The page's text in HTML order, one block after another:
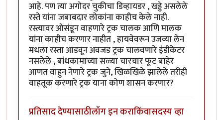
आहे. पण त्या अगोदर चुकीचा डिव्हायडर , खड्डे असलेले
रस्ते यांना जबाबदार लोकांना काहीच केले नाही.
रस्त्यावर ओसंडून वाहणारे ट्रक चालक आणि मालक
यांना काहीच करणार नाहीत , हायवेवरून उजव्या लेन
मधला रस्ता आडवून अवजड ट्रक चालवणारे इंडीकेटर
नसलेले , बांधकामाच्या सळ्या चारचार फूट बाहेर
आणत वाहुन नेणारे ट्रक जुने, खिळखिळे झालेले तरीही
वाहतूक करणारे ट्रक याना कोण शासन करणार?
प्रतिसाद देण्यासाठीलॉग इन कराकिंवासदस्य व्हा